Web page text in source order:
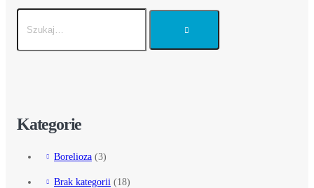
Kategorie
Borelioza (3)
Brak kategorii (18)